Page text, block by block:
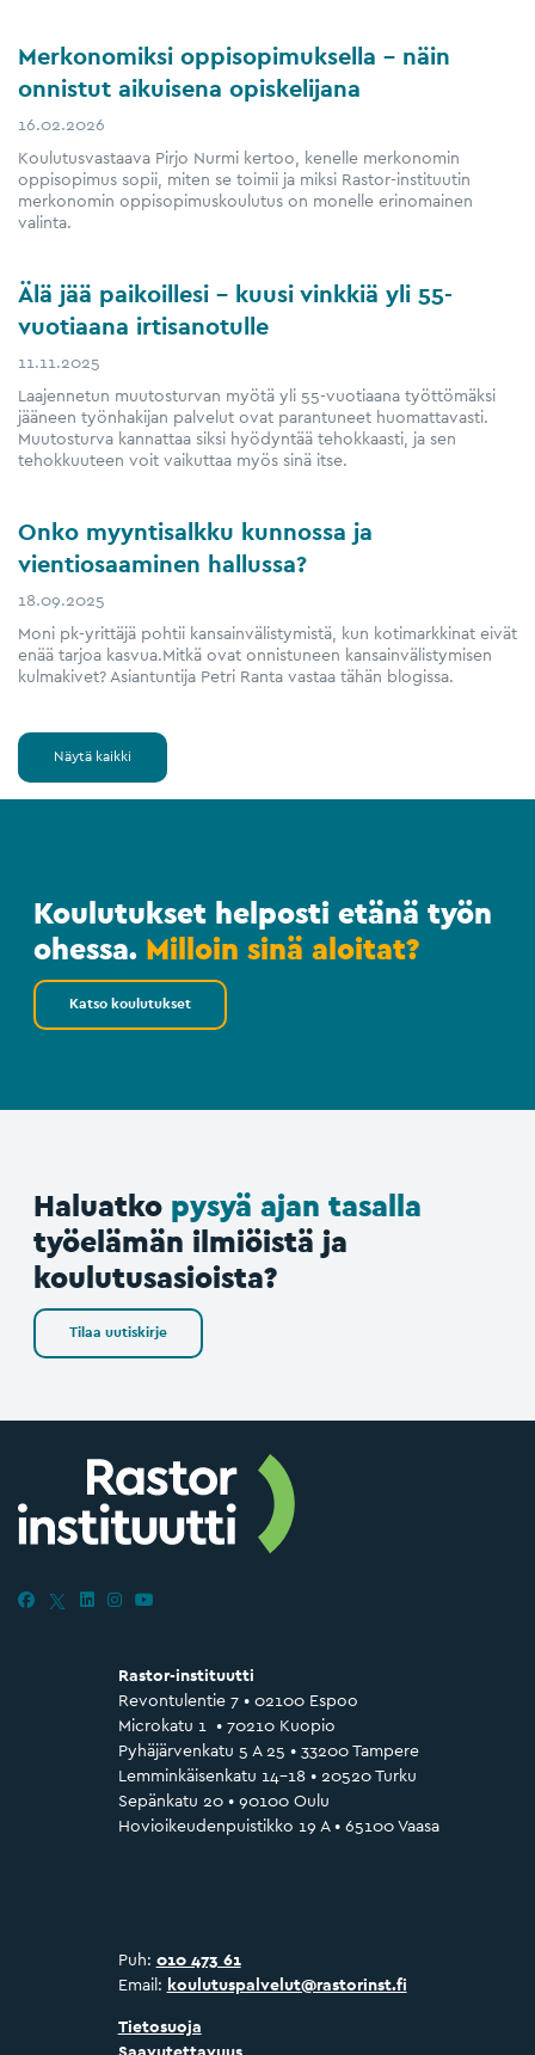
Merkonomiksi oppisopimuksella – näin
onnistut aikuisena opiskelijana
16.02.2026
Koulutusvastaava Pirjo Nurmi kertoo, kenelle merkonomin
oppisopimus sopii, miten se toimii ja miksi Rastor-instituutin
merkonomin oppisopimuskoulutus on monelle erinomainen
valinta.
Älä jää paikoillesi – kuusi vinkkiä yli 55-​
vuotiaana irtisanotulle
11.11.2025
Laajennetun muutosturvan myötä yli 55-​vuotiaana työttömäksi
jääneen työnhakijan palvelut ovat parantuneet huomattavasti.
Muutosturva kannattaa siksi hyödyntää tehokkaasti, ja sen
tehokkuuteen voit vaikuttaa myös sinä itse.
Onko myyntisalkku kunnossa ja
vientiosaaminen hallussa?
18.09.2025
Moni pk-yrittäjä pohtii kansainvälistymistä, kun kotimarkkinat eivät
enää tarjoa kasvua.Mitkä ovat onnistuneen kansainvälistymisen
kulmakivet? Asiantuntija Petri Ranta vastaa tähän blogissa.
Näytä kaikki
Koulutukset helposti etänä työn
ohessa. Milloin sinä aloitat?
Katso koulutukset
Haluatko pysyä ajan tasalla
työelämän ilmiöistä ja
koulutusasioista?
Tilaa uutiskirje
Rastor-instituutti
Revontulentie 7 • 02100 Espoo
Microkatu 1 • 70210 Kuopio
Pyhäjärvenkatu 5 A 25 • 33200 Tampere
Lemminkäisenkatu 14–18 • 20520 Turku
Sepänkatu 20 • 90100 Oulu
Hovioikeudenpuistikko 19 A • 65100 Vaasa
Puh: 010 473 61
Email: koulutuspalvelut@rastorinst.fi
Tietosuoja